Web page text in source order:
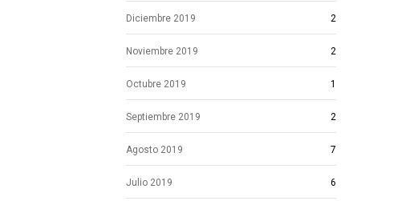
Diciembre 2019 2
Noviembre 2019 2
Octubre 2019 1
Septiembre 2019 2
Agosto 2019 7
Julio 2019 6